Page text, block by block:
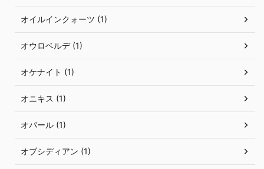
オイルインクォーツ (1)
オウロベルデ (1)
オケナイト (1)
オニキス (1)
オパール (1)
オブシディアン (1)